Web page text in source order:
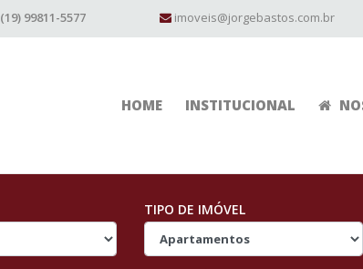
(19) 99811-5577 imoveis@jorgebastos.com.br
HOME INSTITUCIONAL
TIPO DE IMÓVEL